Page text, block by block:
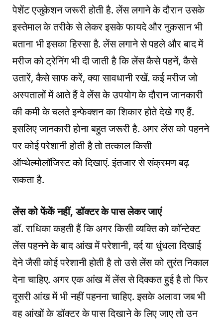
पेशेंट एजुकेशन जरूरी होती है. लेंस लगाने के दौरान उसके
इस्‍तेमाल के तरीके से लेकर इसके फायदे और नुकसान भी
बताना भी इसका हिस्‍सा है. लेंस लगाने से पहले और बाद में
मरीज को ट्रेनिंग भी दी जाती है कि लेंस कैसे पहनें, कैसे
उतारें, कैसे साफ करें, क्‍या सावधानी रखें. कई मरीज जो
अस्‍पतालों में आते हैं वे लेंस के उपयोग के दौरान जानकारी
की कमी के चलते इन्‍फेक्‍शन का शिकार होते देखे गए हैं.
इसलिए जानकारी होना बहुत जरूरी है. अगर लेंस को पहनने
पर कोई परेशानी होती है तो तत्‍काल किसी
ऑप्‍थेल्‍मोलॉजिस्‍ट को दिखाएं. इंतजार से संक्रमण बढ़
सकता है.
लेंस को फेंकें नहीं, डॉक्‍टर के पास लेकर जाएं
डॉ. राधिका कहती हैं कि अगर किसी व्‍यक्ति को कॉन्‍टेक्‍ट
लेंस पहनने के बाद आंख में परेशानी, दर्द या धुंधला दिखाई
देने जैसी कोई परेशानी होती है तो उसे लेंस को तुरंत निकाल
देना चाहिए. अगर एक आंख में लेंस से दिक्‍कत हुई है तो फिर
दूसरी आंख में भी नहीं पहनना चाहिए. इसके अलावा जब भी
वह आंखों के डॉक्‍टर के पास दिखाने के लिए जाए तो उन